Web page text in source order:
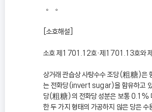
◦ ◦
[소호해설]
소호 제1701.12호ㆍ제1701.13호와
상거래 관습상 사탕수수 조당(粗糖)은
는 전화당(invert sugar)을 함유하고
당(粗糖)의 전화당 성분은 보통 0.1%
한 두 가지 형태의 가공하지 않은 당은 수